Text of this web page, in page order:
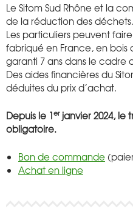
Le Sitom Sud Rhône et la
de la réduction des déchets.
Les particuliers peuvent
fabriqué en France, en bois
garanti 7 ans dans le cadre
Des aides financières du
déduites du prix d’achat.
Depuis le 1erjanvier 2024, le
obligatoire.
Bon de commande
Achat en ligne